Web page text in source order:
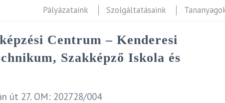
Pályázataink Szolgáltatásaink
Centrum – Kenderesi
Szakképző Iskola és
út 27. OM: 202728/004